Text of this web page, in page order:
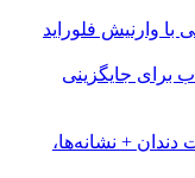
با وارنیش فلوراید
برای جایگزینی
+ نشانه‌ها،